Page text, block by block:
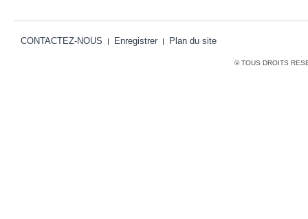
CONTACTEZ-NOUS Enregistrer Plan du site
© TOUS DROITS